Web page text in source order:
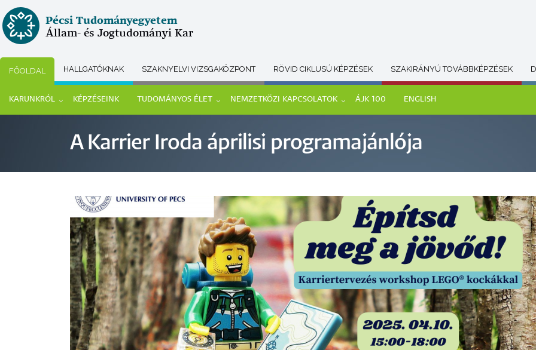
Ugrás
a
tartalomra
Pécsi Tudományegyetem
Állam- és Jogtudományi Kar
Submenu
selector
FŐOLDAL HALLGATÓKNAK SZAKNYELVI VIZSGAKÖZPONT RÖVID CIKLUSÚ KÉPZÉSEK SZAKIRÁNYÚ TOVÁBBKÉPZÉSEK
Main
navigation
KARUNKRÓL KÉPZÉSEINK TUDOMÁNYOS ÉLET NEMZETKÖZI KAPCSOLATOK ÁJK 100 ENGLISH
A Karrier Iroda áprilisi programajánlója